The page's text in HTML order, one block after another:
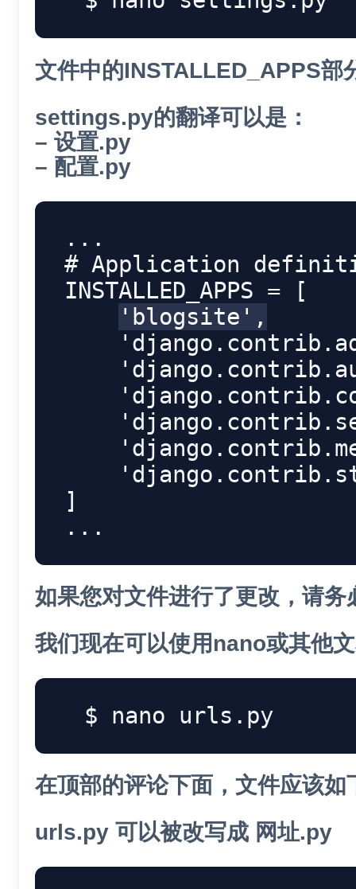
文件中的INSTALLED_APPS部
settings.py的翻译可以是：
– 设置.py
– 配置.py
. . .
# Application
INSTALLED_APPS =
[
'blogsite' ,
]
. . .
如果您对文件进行了更改，请
我们现在可以使用nano或其他
nano urls.py
在顶部的评论下面，文件应该如
urls.py 可以被改写成 网址.py